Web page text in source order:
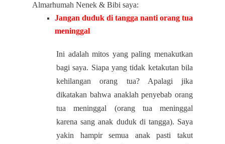
Almarhumah Nenek & Bibi saya:
Jangan duduk di tangga nanti orang tua
meninggal
Ini adalah mitos yang paling menakutkan
bagi saya. Siapa yang tidak ketakutan bila
kehilangan orang tua? Apalagi jika
dikatakan bahwa anaklah penyebab orang
tua meninggal (orang tua meninggal
karena sang anak duduk di tangga). Saya
yakin hampir semua anak pasti takut